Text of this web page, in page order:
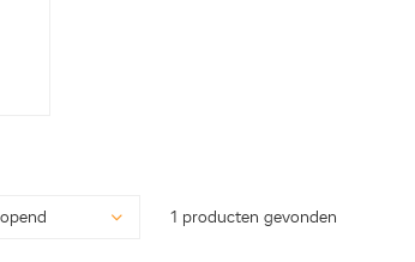
1 producten gevonden